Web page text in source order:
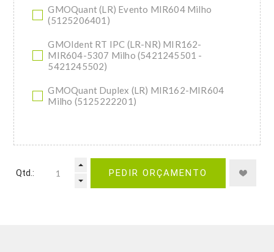
GMOQuant (LR) Evento MIR604 Milho
(5125206401)
GMOIdent RT IPC (LR-NR) MIR162-
MIR604-5307 Milho (5421245501 -
5421245502)
GMOQuant Duplex (LR) MIR162-MIR604
Milho (5125222201)
Qtd.: PEDIR ORÇAMENTO